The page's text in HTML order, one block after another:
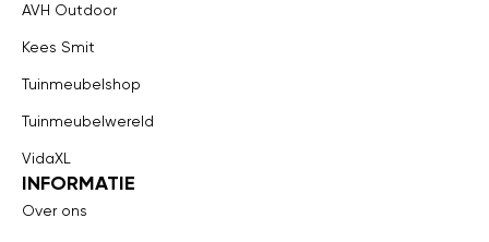
AVH Outdoor
Kees Smit
Tuinmeubelshop
Tuinmeubelwereld
VidaXL
INFORMATIE
Over ons